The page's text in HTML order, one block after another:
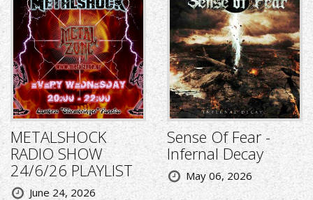
METALSHOCK
RADIO SHOW
24/6/26 PLAYLIST
June 24, 2026
Sense Of Fear -
Infernal Decay
May 06, 2026